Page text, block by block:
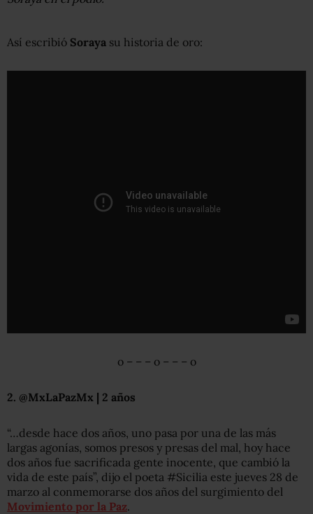
Así escribió Soraya su historia de oro:
o – – – o – – – o
2. @MxLaPazMx | 2 años
“…desde hace dos años, uno pasa por una de las más
largas agonías, somos presos y presas del mal, hoy hace
dos años fue sacrificada gente inocente, que cambió la
vida de este país”, dijo el poeta #Sicilia este jueves 28 de
marzo al conmemorarse dos años del surgimiento del
Movimiento por la Paz.